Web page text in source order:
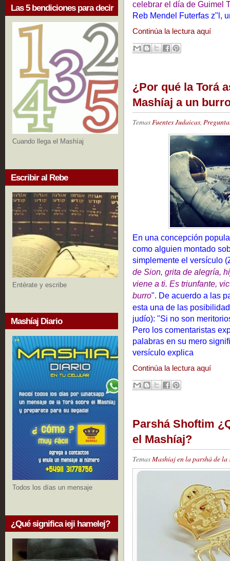
Las 5 bendiciones para decir
Cuando llega el Mashíaj
Escribir al Rebe
Entérate y escribe
Mashíaj Diario
Todos los días un mensaje
¿Qué significa ieji hamelej?
celebrar el día de Guimel
Reb Mendel Futerfas z"l,
Continúa la lectura aquí
¿Por qué la Torá
Mashíaj a un
TemasFuentes Judaicas,
En una concepción
como alguien montado
simplemente el versículo
de Sion, grita de alegría,
viene a ti. Es triunfante,
burro". De acuerdo a las
esta una de las
judío): "Si no son
Pero los comentaristas
palabras en su mero
versículo explica
Continúa la lectura aquí
Parshá Shoftim
el Mashíaj?
Temas Mashíaj en la parshá de la